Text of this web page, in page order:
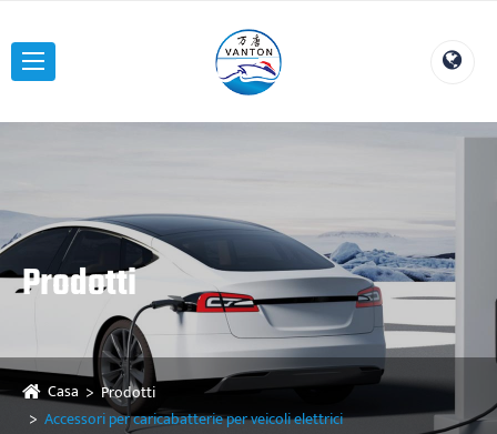
Prodotti
Casa
Prodotti
Accessori per caricabatterie per veicoli elettrici